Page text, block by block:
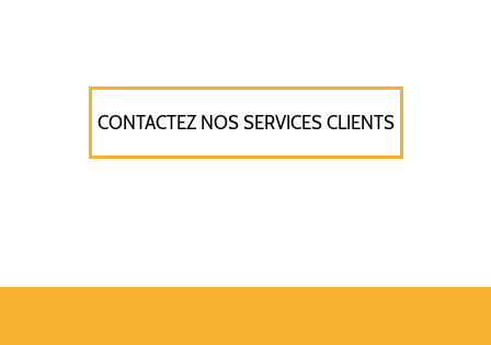
CONTACTEZ NOS SERVICES CLIENTS